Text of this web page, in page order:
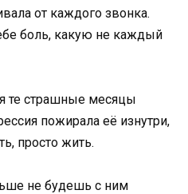
от каждого звонка.
боль, какую не каждый
те страшные месяцы
пожирала её изнутри,
просто жить.
не будешь с ним